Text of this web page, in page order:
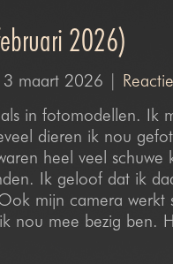
2026)
maart 2026 |
in fotomodellen. Ik
dieren ik nou
heel veel schuwe
Ik geloof dat ik
mijn camera werkt
nou mee bezig ben.